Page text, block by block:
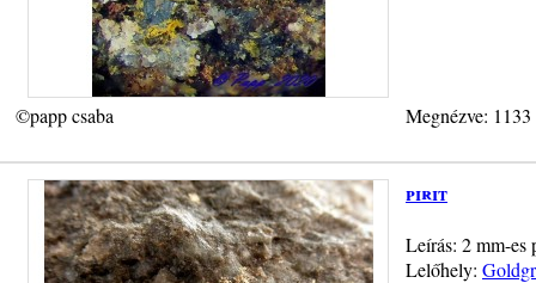
©papp csaba Megnézve:
pirit
Leírás: 2 mm-es
Lelőhely: